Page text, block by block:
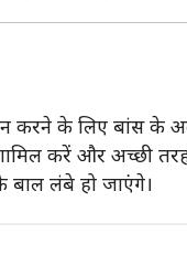
करने के लिए बांस के
करें और अच्छी
लंबे हो जाएंगे।